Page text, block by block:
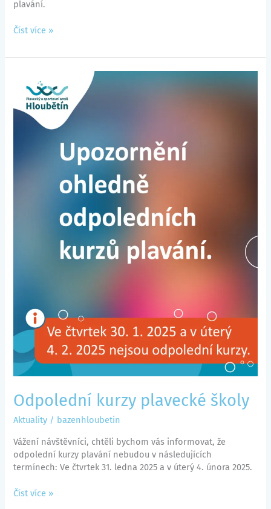
plavání.
Číst více »
Odpolední kurzy plavecké školy
Aktuality / bazenhloubetin
Vážení návštěvníci, chtěli bychom vás informovat, že
odpolední kurzy plavání nebudou v následujících
termínech: Ve čtvrtek 31. ledna 2025 a v úterý 4. února 2025.
kurzy
plavecké
školy
Číst více »